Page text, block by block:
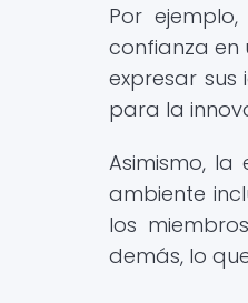
Por
confianza en
expresar
para la
Asimismo,
ambiente
los
demás, lo